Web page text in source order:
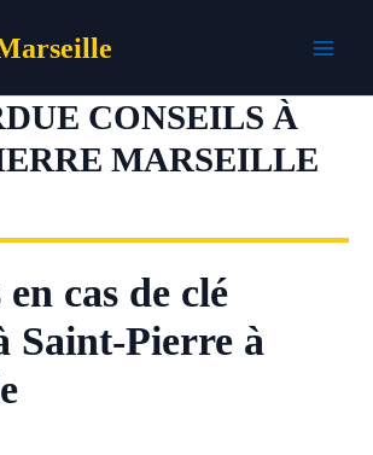
CONSEILS À
MARSEILLE
cas de clé
Saint-Pierre à